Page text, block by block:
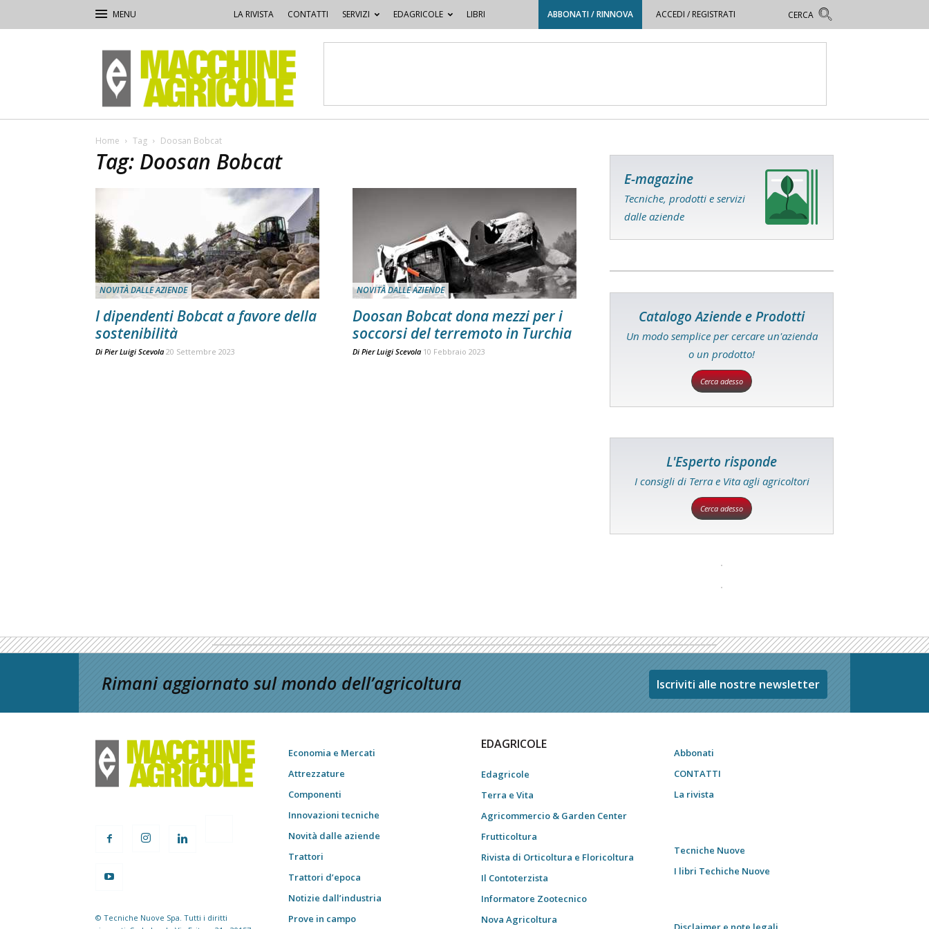
LA RIVISTA CONTATTI SERVIZI EDAGRICOLE LIBRI ABBONATI / RINNOVA ACCEDI / REGISTRATI
Macchine
Agricole
Home Tag Doosan Bobcat
Tag: Doosan Bobcat
NOVITÀ DALLE AZIENDE
I dipendenti Bobcat a favore della
sostenibilità
Di Pier Luigi Scevola 20 Settembre 2023
NOVITÀ DALLE AZIENDE
Doosan Bobcat dona mezzi per i
soccorsi del terremoto in Turchia
Di Pier Luigi Scevola 10 Febbraio 2023
E-magazine
Tecniche, prodotti e servizi
dalle aziende
Catalogo Aziende e Prodotti
Un modo semplice per cercare un'azienda
o un prodotto!
Cerca adesso
L'Esperto risponde
I consigli di Terra e Vita agli agricoltori
Cerca adesso
Rimani aggiornato sul mondo dell’agricoltura Iscriviti alle nostre newsletter
© Tecniche Nuove Spa. Tutti i diritti
Economia e Mercati
Attrezzature
Componenti
Innovazioni tecniche
Novità dalle aziende
Trattori
Trattori d’epoca
Notizie dall’industria
Prove in campo
EDAGRICOLE
Edagricole
Terra e Vita
Agricommercio & Garden Center
Frutticoltura
Rivista di Orticoltura e Floricoltura
Il Contoterzista
Informatore Zootecnico
Nova Agricoltura
Abbonati
CONTATTI
La rivista
Tecniche Nuove
I libri Techiche Nuove